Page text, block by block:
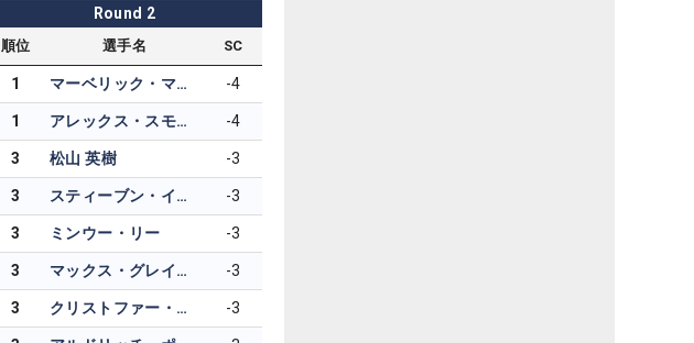
Round 2
順位 選手名 SC
1 マーベリック・マクニーリー -4
1 アレックス・スモーリー -4
3 松山 英樹 -3
3 スティーブン・イェーガー -3
3 ミンウー・リー -3
3 マックス・グレイザーマン -3
3 クリストファー・ゴッタラップ -3